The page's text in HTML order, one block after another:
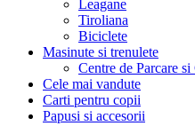
Leagane
Tiroliana
Biciclete
Masinute si trenulete
Centre de Parcare
Cele mai vandute
Carti pentru copii
Papusi si accesorii